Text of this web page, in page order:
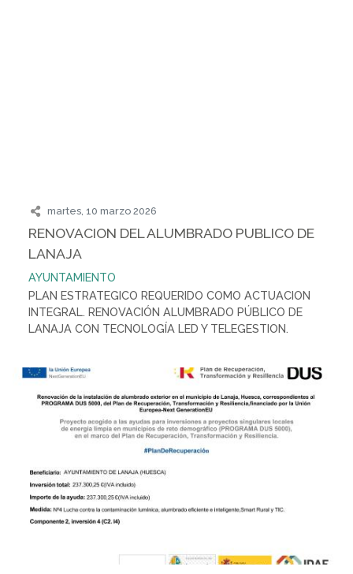
martes, 10 marzo 2026
RENOVACION DEL ALUMBRADO PUBLICO DE
LANAJA
AYUNTAMIENTO
PLAN ESTRATEGICO REQUERIDO COMO ACTUACION
INTEGRAL. RENOVACIÓN ALUMBRADO PÚBLICO DE
LANAJA CON TECNOLOGÍA LED Y TELEGESTION.